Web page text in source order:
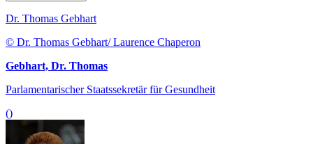
Dr. Thomas Gebhart
© Dr. Thomas Gebhart/ Laurence Chaperon
Gebhart, Dr. Thomas
Parlamentarischer Staatssekretär für Gesundheit
()